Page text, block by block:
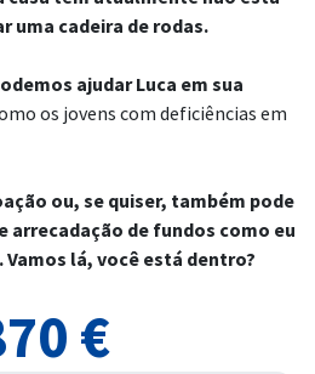
uma cadeira de rodas.
ajudar Luca em sua
os jovens com deficiências em
ou, se quiser, também pode
arrecadação de fundos como eu
lá, você está dentro?
€